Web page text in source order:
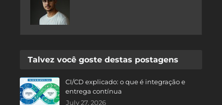
Talvez você goste destas postagens
CI/CD explicado: o que é integração e
entrega contínua
July 27, 2026